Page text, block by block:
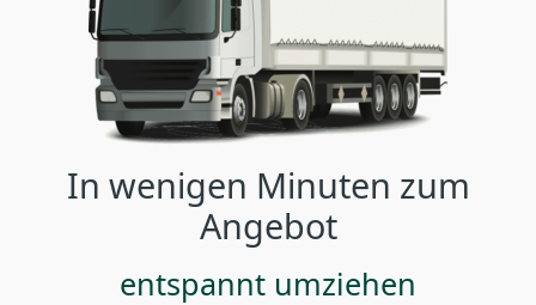
In wenigen Minuten zum
Angebot
entspannt umziehen